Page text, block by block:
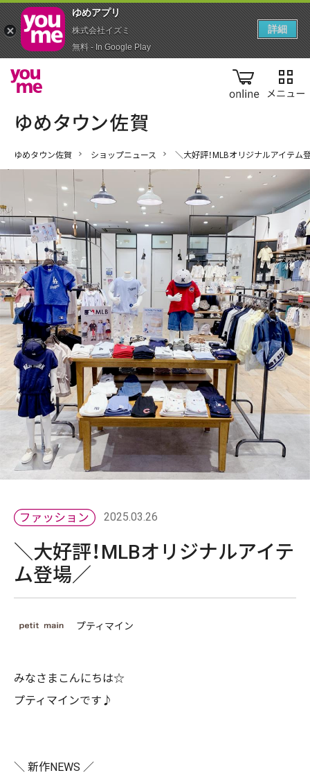
online
ゆめタウン佐賀 ショップニュース ＼大好評！MLBオリジナルアイテム
2025.03.26
＼大好評！MLBオリジナルアイテ
ム登場／
プティマイン
みなさまこんにちは☆
プティマインです♪
＼ 新作NEWS ／
ゆめアプ‪リ‬
株式会社イズミ
無料 - In Google Play
詳細